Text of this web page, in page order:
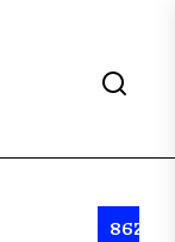
862